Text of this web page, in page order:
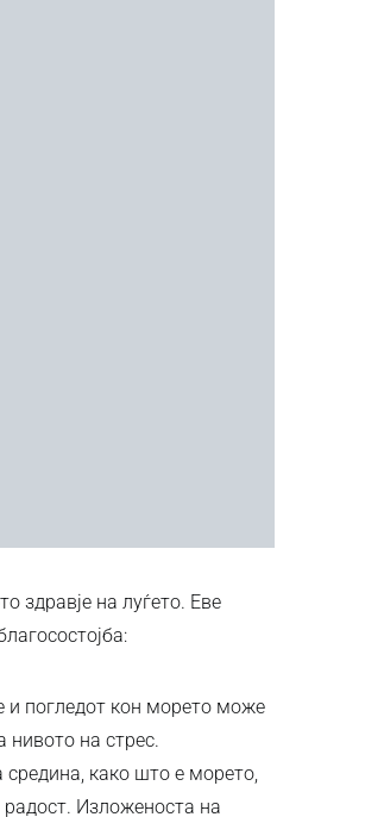
здравје на луѓето. Еве
и погледот кон морето може
на стрес.
средина, како што е морето,
Изложеноста на